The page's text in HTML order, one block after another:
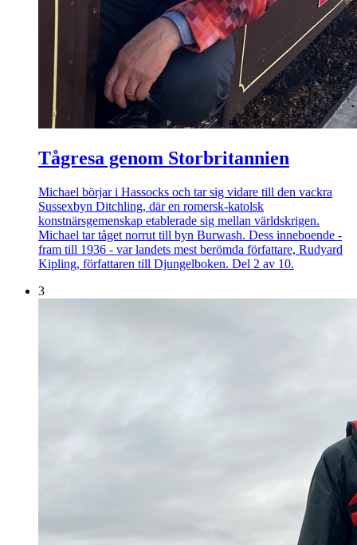
Tågresa genom Storbritannien
Michael börjar i Hassocks och tar sig vidare till den vackra
Sussexbyn Ditchling, där en romersk-katolsk
konstnärsgemenskap etablerade sig mellan världskrigen.
Michael tar tåget norrut till byn Burwash. Dess inneboende -
fram till 1936 - var landets mest berömda författare, Rudyard
Kipling, författaren till Djungelboken. Del 2 av 10.
3